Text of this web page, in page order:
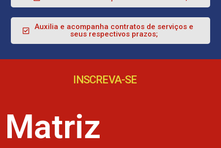
Auxilia e acompanha contratos de serviços e
seus respectivos prazos;
INSCREVA-SE
Matriz